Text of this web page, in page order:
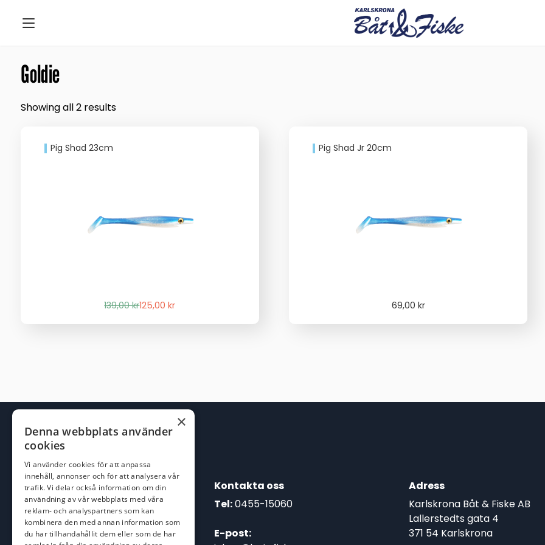
Goldie
Showing all 2 results
Pig Shad 23cm
139,00krDet
125,00kr
Det
Pig Shad Jr 20cm
69,00 kr
Kontakta oss
Tel:0455-15060
E-post:
Adress
Karlskrona Båt & Fiske AB
Lallerstedts gata 4
371 54 Karlskrona
×
Denna webbplats använder
cookies
Vi använder cookies för att anpassa
innehåll, annonser och för att analysera vår
trafik. Vi delar också information om din
användning av vår webbplats med våra
reklam- och analyspartners som kan
kombinera den med annan information som
du har tillhandahållit dem eller som de har